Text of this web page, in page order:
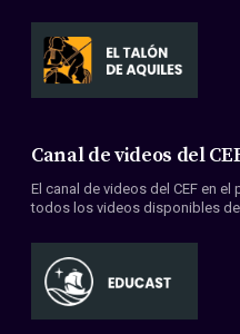
Canal de videos del
El canal de videos del CEF en el
todos los videos disponibles